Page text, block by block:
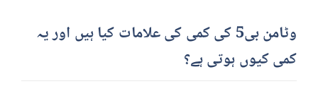
وٹامن بی5 کی کمی کی علامات کیا ہیں اور یہ
کمی کیوں ہوتی ہے؟